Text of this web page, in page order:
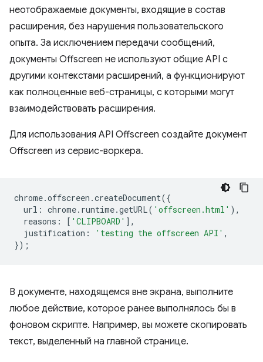
неотображаемые документы, входящие в состав
расширения, без нарушения пользовательского
опыта. За исключением передачи сообщений,
документы Offscreen не используют общие API с
другими контекстами расширений, а функционируют
как полноценные веб-страницы, с которыми могут
взаимодействовать расширения.
Для использования API Offscreen создайте документ
Offscreen из сервис-воркера.
chrome.offscreen .createDocument({
url : chrome. runtime.getURL( 'offscreen.html' ),
reasons : [ 'CLIPBOARD' ],
justification : 'testing the offscreen API' ,
});
В документе, находящемся вне экрана, выполните
любое действие, которое ранее выполнялось бы в
фоновом скрипте. Например, вы можете скопировать
текст, выделенный на главной странице.